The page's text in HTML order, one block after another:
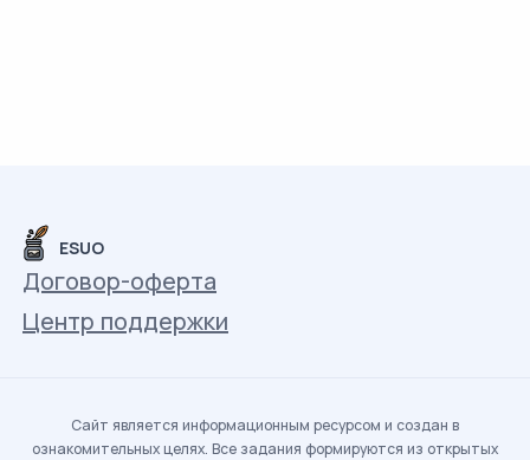
ESUO
Договор-оферта
Центр поддержки
Сайт является информационным ресурсом и создан в
ознакомительных целях. Все задания формируются из открытых